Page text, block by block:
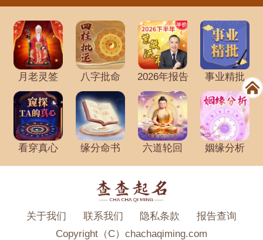
月老灵签 八字批命 2026年报告 事业精批
看穿真心 缘分命书 六道轮回 姻缘分析
关于我们 联系我们 隐私条款
报告查询
Copyright（C）chachaqiming.com